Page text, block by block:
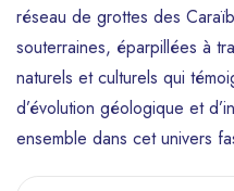
réseau de grottes des
souterraines, éparpillées à
naturels et culturels qui
d’évolution géologique et
ensemble dans cet univers